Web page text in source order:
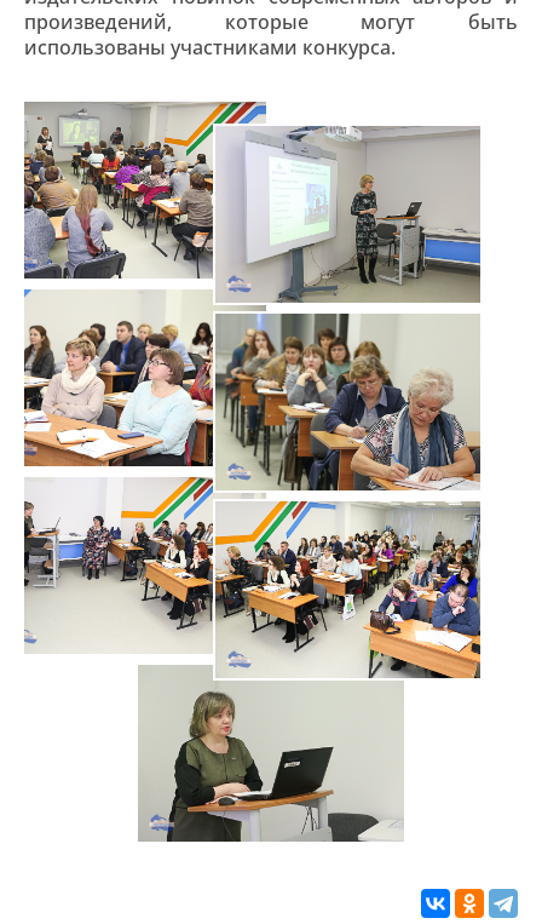
произведений, которые могут быть
использованы участниками конкурса.